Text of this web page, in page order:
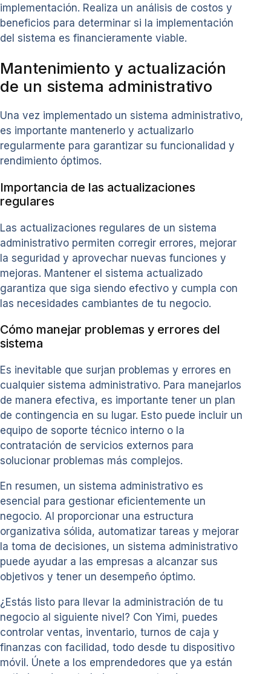
implementación. Realiza un análisis de costos y
beneficios para determinar si la implementación
del sistema es financieramente viable.
Mantenimiento y actualización
de un sistema administrativo
Una vez implementado un sistema administrativo,
es importante mantenerlo y actualizarlo
regularmente para garantizar su funcionalidad y
rendimiento óptimos.
Importancia de las actualizaciones
regulares
Las actualizaciones regulares de un sistema
administrativo permiten corregir errores, mejorar
la seguridad y aprovechar nuevas funciones y
mejoras. Mantener el sistema actualizado
garantiza que siga siendo efectivo y cumpla con
las necesidades cambiantes de tu negocio.
Cómo manejar problemas y errores del
sistema
Es inevitable que surjan problemas y errores en
cualquier sistema administrativo. Para manejarlos
de manera efectiva, es importante tener un plan
de contingencia en su lugar. Esto puede incluir un
equipo de soporte técnico interno o la
contratación de servicios externos para
solucionar problemas más complejos.
En resumen, un sistema administrativo es
esencial para gestionar eficientemente un
negocio. Al proporcionar una estructura
organizativa sólida, automatizar tareas y mejorar
la toma de decisiones, un sistema administrativo
puede ayudar a las empresas a alcanzar sus
objetivos y tener un desempeño óptimo.
¿Estás listo para llevar la administración de tu
negocio al siguiente nivel? Con Yimi, puedes
controlar ventas, inventario, turnos de caja y
finanzas con facilidad, todo desde tu dispositivo
móvil. Únete a los emprendedores que ya están